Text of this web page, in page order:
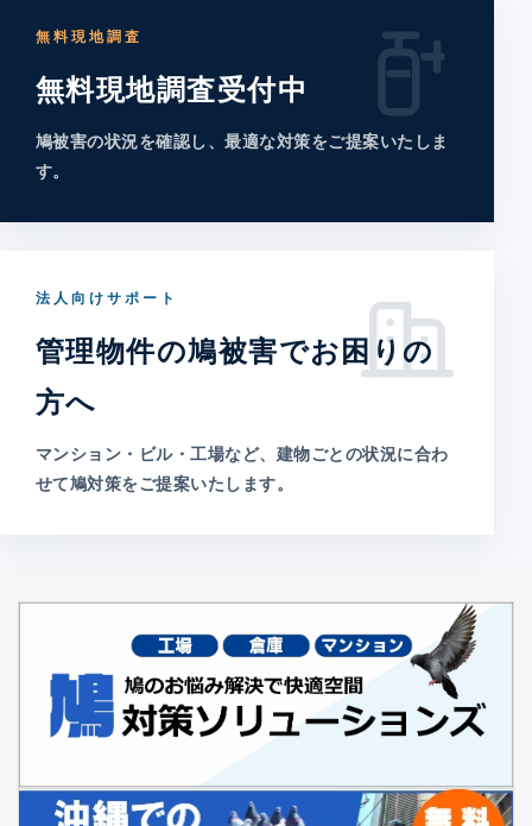
無料現地調査
無料現地調査受付中
鳩被害の状況を確認し、最適な対策をご提案いたしま
す。
法人向けサポート
管理物件の鳩被害でお困りの
方へ
マンション・ビル・工場など、建物ごとの状況に合わ
せて鳩対策をご提案いたします。